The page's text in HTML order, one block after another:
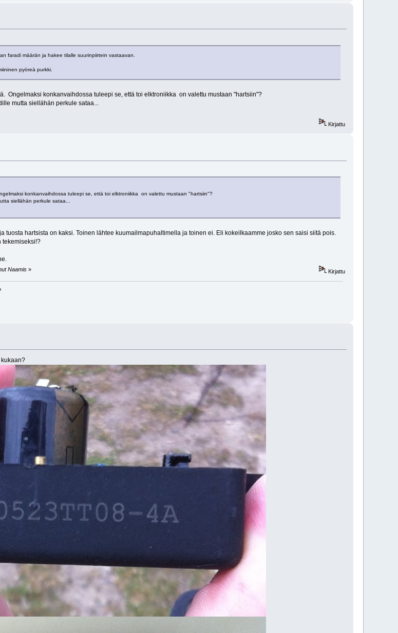
faradi määrän ja hakee tilalle suurinpiirtein vastaavan.
pyöreä purkki.
Ongelmaksi konkanvaihdossa tuleepi se, että toi elktroniikka on valettu mustaan "hartsiin"?
mutta siellähän perkule sataa...
Kirjattu
konkanvaihdossa tuleepi se, että toi elktroniikka on valettu mustaan "hartsiin"?
siellähän perkule sataa...
tuosta hartsista on kaksi. Toinen lähtee kuumailmapuhaltimella ja toinen ei. Eli kokeilkaamme josko sen saisi siitä pois.
tekemiseksi!?
Naamis» Kirjattu